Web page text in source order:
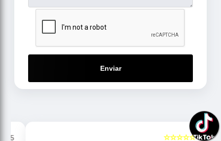
Enviar
5
☆☆☆☆☆